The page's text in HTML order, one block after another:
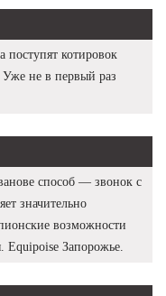
поступят котировок
не в первый раз
способ — звонок с
значительно
возможности
Equipoise Запорожье.